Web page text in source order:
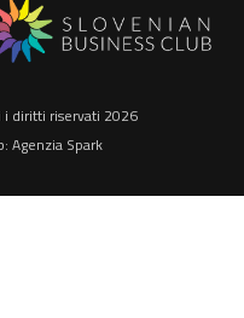
i diritti riservati 2026
Agenzia Spark